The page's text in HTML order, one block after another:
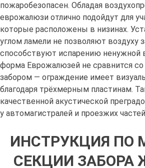
пожаробезопасен. Обладая
еврожалюзи отлично подойдут для
которые расположены в низинах.
углом ламели не позволяют воздуху
способствуют испарению ненужной
форма Еврожалюзей не сравнится
забором — ограждение имеет
благодаря трёхмерным пластинам.
качественной акустической
у автомагистралей и проезжих
ИНСТРУКЦИЯ ПО
СЕКЦИИ ЗАБОРА